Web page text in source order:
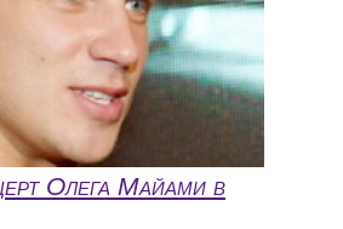
Олега Майами в